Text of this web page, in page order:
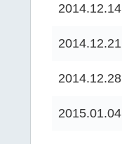
2014.12.14
2014.12.21
2014.12.28
2015.01.04